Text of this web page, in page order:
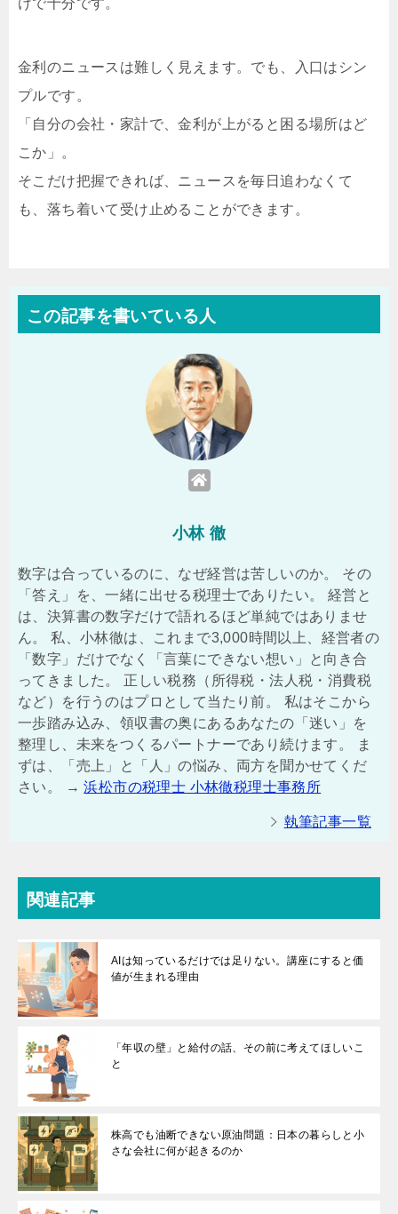
金利のニュースは難しく見えます。でも、入口はシン
プルです。
「自分の会社・家計で、金利が上がると困る場所はど
こか」。
そこだけ把握できれば、ニュースを毎日追わなくて
も、落ち着いて受け止めることができます。
この記事を書いている人
小林 徹
数字は合っているのに、なぜ経営は苦しいのか。 その
「答え」を、一緒に出せる税理士でありたい。 経営と
は、決算書の数字だけで語れるほど単純ではありませ
ん。 私、小林徹は、これまで3,000時間以上、経営者の
「数字」だけでなく「言葉にできない想い」と向き合
ってきました。 正しい税務（所得税・法人税・消費税
など）を行うのはプロとして当たり前。 私はそこから
一歩踏み込み、領収書の奥にあるあなたの「迷い」を
整理し、未来をつくるパートナーであり続けます。 ま
ずは、「売上」と「人」の悩み、両方を聞かせてくだ
さい。 →浜松市の税理士 小林徹税理士事務所
執筆記事一覧
関連記事
AIは知っているだけでは足りない。講座にすると価
値が生まれる理由
「年収の壁」と給付の話、その前に考えてほしいこ
と
株高でも油断できない原油問題：日本の暮らしと小
さな会社に何が起きるのか